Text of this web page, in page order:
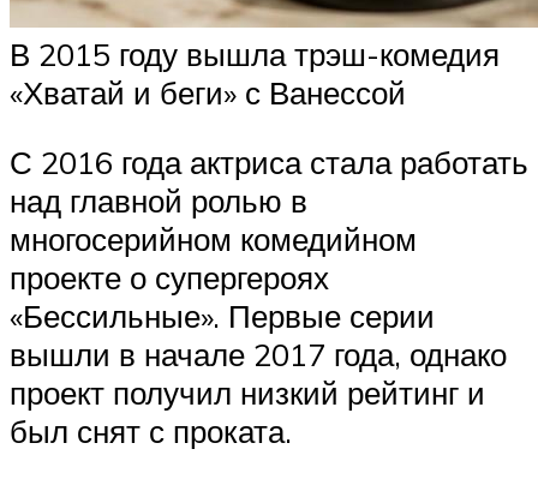
В 2015 году вышла трэш-комедия
«Хватай и беги» с Ванессой
С 2016 года актриса стала работать
над главной ролью в
многосерийном комедийном
проекте о супергероях
«Бессильные». Первые серии
вышли в начале 2017 года, однако
проект получил низкий рейтинг и
был снят с проката.